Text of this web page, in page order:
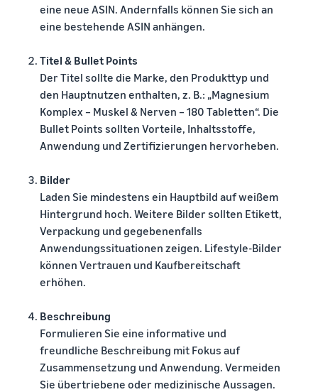
eine neue ASIN. Andernfalls können Sie sich an
eine bestehende ASIN anhängen.
Titel & Bullet Points
Der Titel sollte die Marke, den Produkttyp und
den Hauptnutzen enthalten, z. B.: „Magnesium
Komplex – Muskel & Nerven – 180 Tabletten“. Die
Bullet Points sollten Vorteile, Inhaltsstoffe,
Anwendung und Zertifizierungen hervorheben.
Bilder
Laden Sie mindestens ein Hauptbild auf weißem
Hintergrund hoch. Weitere Bilder sollten Etikett,
Verpackung und gegebenenfalls
Anwendungssituationen zeigen. Lifestyle-Bilder
können Vertrauen und Kaufbereitschaft
erhöhen.
Beschreibung
Formulieren Sie eine informative und
freundliche Beschreibung mit Fokus auf
Zusammensetzung und Anwendung. Vermeiden
Sie übertriebene oder medizinische Aussagen.